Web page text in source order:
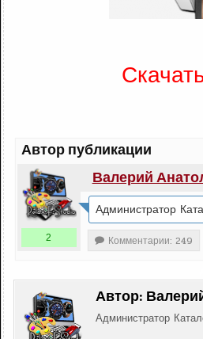
Автор публикации
Валерий
2
Администратор
Комментарии: 249
Автор:
Администратор